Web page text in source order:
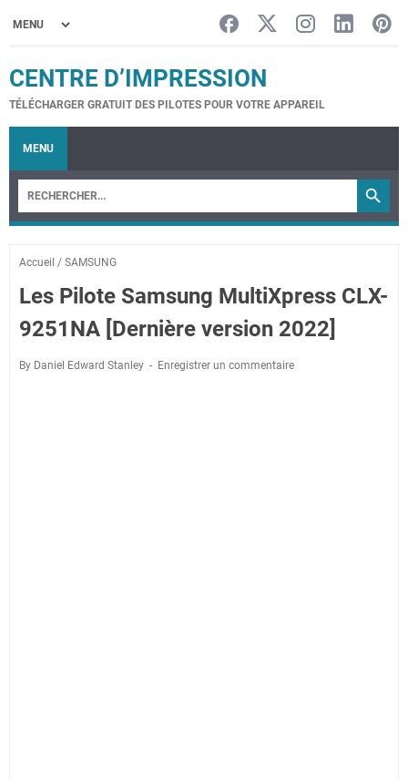
CENTRE D’IMPRESSION
TÉLÉCHARGER GRATUIT DES PILOTES POUR VOTRE APPAREIL
MENU
Accueil / SAMSUNG
Les Pilote Samsung MultiXpress CLX-
9251NA [Dernière version 2022]
By Daniel Edward Stanley Enregistrer un commentaire